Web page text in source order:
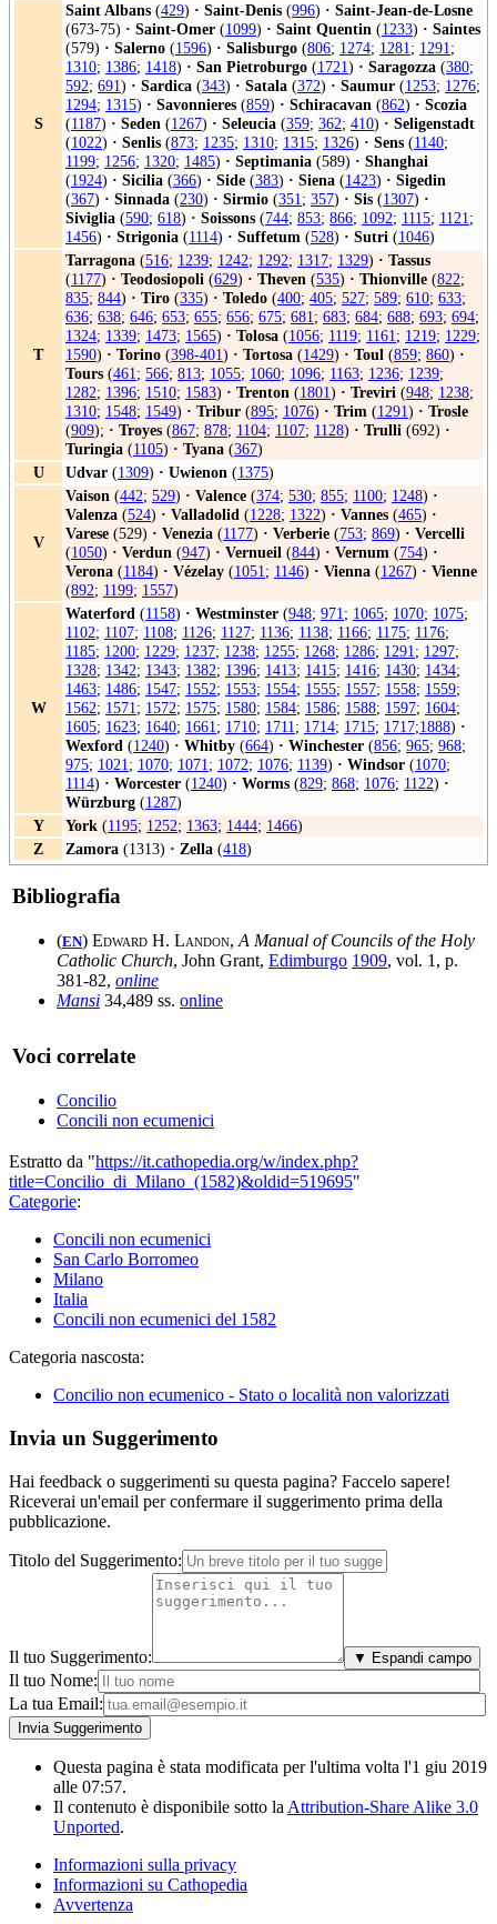
S
Saint Albans (429) · Saint-Denis (996) · Saint-Jean-de-Losne
(673-75) · Saint-Omer (1099) · Saint Quentin (1233) · Saintes
(579) · Salerno (1596) · Salisburgo (806; 1274; 1281; 1291;
1310; 1386; 1418) · San Pietroburgo (1721) · Saragozza (380;
592; 691) · Sardica (343) · Satala (372) · Saumur (1253; 1276;
1294; 1315) · Savonnieres (859) · Schiracavan (862) · Scozia
(1187) · Seden (1267) · Seleucia (359; 362; 410) · Seligenstadt
(1022) · Senlis (873; 1235; 1310; 1315; 1326) · Sens (1140;
1199; 1256; 1320; 1485) · Septimania (589) · Shanghai
(1924) · Sicilia (366) · Side (383) · Siena (1423) · Sigedin
(367) · Sinnada (230) · Sirmio (351; 357) · Sis (1307) ·
Siviglia (590; 618) · Soissons (744; 853; 866; 1092; 1115; 1121;
1456) · Strigonia (1114) · Suffetum (528) · Sutri (1046)
T
Tarragona (516; 1239; 1242; 1292; 1317; 1329) · Tassus
(1177) · Teodosiopoli (629) · Theven (535) · Thionville (822;
835; 844) · Tiro (335) · Toledo (400; 405; 527; 589; 610; 633;
636; 638; 646; 653; 655; 656; 675; 681; 683; 684; 688; 693; 694;
1324; 1339; 1473; 1565) · Tolosa (1056; 1119; 1161; 1219; 1229;
1590) · Torino (398-401) · Tortosa (1429) · Toul (859; 860) ·
Tours (461; 566; 813; 1055; 1060; 1096; 1163; 1236; 1239;
1282; 1396; 1510; 1583) · Trenton (1801) · Treviri (948; 1238;
1310; 1548; 1549) · Tribur (895; 1076) · Trim (1291) · Trosle
(909); · Troyes (867; 878; 1104; 1107; 1128) · Trulli (692) ·
Turingia (1105) · Tyana (367)
U
Udvar (1309) · Uwienon (1375)
V
Vaison (442; 529) · Valence (374; 530; 855; 1100; 1248) ·
Valenza (524) · Valladolid (1228; 1322) · Vannes (465) ·
Varese (529) · Venezia (1177) · Verberie (753; 869) · Vercelli
(1050) · Verdun (947) · Vernueil (844) · Vernum (754) ·
Verona (1184) · Vézelay (1051; 1146) · Vienna (1267) · Vienne
(892; 1199; 1557)
W
Waterford (1158) · Westminster (948; 971; 1065; 1070; 1075;
1102; 1107; 1108; 1126; 1127; 1136; 1138; 1166; 1175; 1176;
1185; 1200; 1229; 1237; 1238; 1255; 1268; 1286; 1291; 1297;
1328; 1342; 1343; 1382; 1396; 1413; 1415; 1416; 1430; 1434;
1463; 1486; 1547; 1552; 1553; 1554; 1555; 1557; 1558; 1559;
1562; 1571; 1572; 1575; 1580; 1584; 1586; 1588; 1597; 1604;
1605; 1623; 1640; 1661; 1710; 1711; 1714; 1715; 1717;1888) ·
Wexford (1240) · Whitby (664) · Winchester (856; 965; 968;
975; 1021; 1070; 1071; 1072; 1076; 1139) · Windsor (1070;
1114) · Worcester (1240) · Worms (829; 868; 1076; 1122) ·
Würzburg (1287)
Y
York (1195; 1252; 1363; 1444; 1466)
Z
Zamora (1313) · Zella (418)
Bibliografia
(EN) Edward H. Landon,A Manual of Councils of the Holy
Catholic Church, John Grant, Edimburgo 1909, vol. 1, p.
381-82, online
Mansi 34,489 ss. online
Voci correlate
Concilio
Concili non ecumenici
Estratto da "https://it.cathopedia.org/w/index.php?
title=Concilio_di_Milano_(1582)&oldid=519695"
Categorie:
Concili non ecumenici
San Carlo Borromeo
Milano
Italia
Concili non ecumenici del 1582
Categoria nascosta:
Concilio non ecumenico - Stato o località non valorizzati
Invia un Suggerimento
Hai feedback o suggerimenti su questa pagina? Faccelo sapere!
Riceverai un'email per confermare il suggerimento prima della
pubblicazione.
Titolo del Suggerimento:
Il tuo Suggerimento: ▼ Espandi campo
Il tuo Nome:
La tua Email:
Questa pagina è stata modificata per l'ultima volta l'1 giu 2019
alle 07:57.
Il contenuto è disponibile sotto la Attribution-Share Alike 3.0
Unported.
Informazioni sulla privacy
Informazioni su Cathopedia
Avvertenza